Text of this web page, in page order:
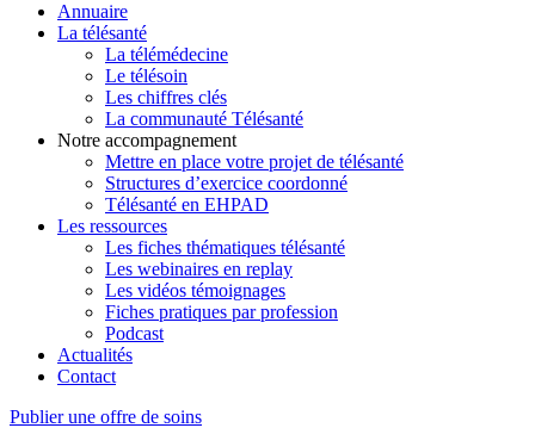
Annuaire
La télésanté
La télémédecine
Le télésoin
Les chiffres clés
La communauté Télésanté
Notre accompagnement
Mettre en place votre projet de télésanté
Structures d’exercice coordonné
Télésanté en EHPAD
Les ressources
Les fiches thématiques télésanté
Les webinaires en replay
Les vidéos témoignages
Fiches pratiques par profession
Podcast
Actualités
Contact
Publier une offre de soins